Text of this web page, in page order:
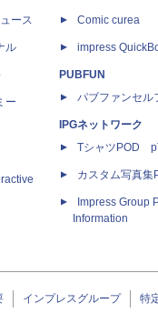
ース
ル
ー
Comic curea
impress
PUBFUN
パブファンセル
IPGネットワーク
TシャツPOD
カスタム写真
Impress Group
Information
インプレスグループ 特